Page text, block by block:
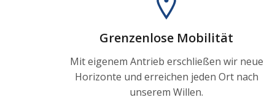
Grenzenlose Mobilität
Mit eigenem Antrieb erschließen wir neue
Horizonte und erreichen jeden Ort nach
unserem Willen.